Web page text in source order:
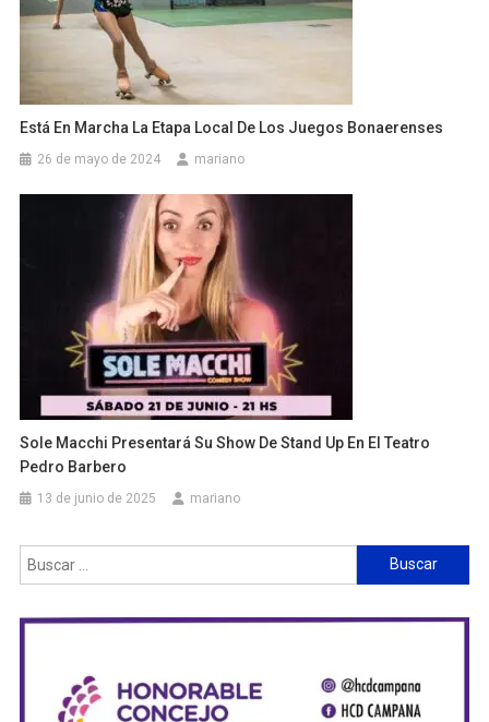
Está En Marcha La Etapa Local De Los Juegos Bonaerenses
26 de mayo de 2024 mariano
Sole Macchi Presentará Su Show De Stand Up En El Teatro
Pedro Barbero
13 de junio de 2025 mariano
Buscar: